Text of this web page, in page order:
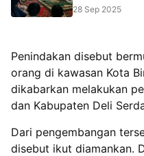
28 Sep 2025
Penindakan disebut
orang di kawasan Kota
dikabarkan melakukan
dan Kabupaten Deli
Dari pengembangan
disebut ikut diamankan.